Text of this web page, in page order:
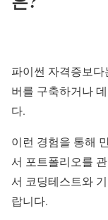
파이썬 자격증보
버를 구축하거나
다.
이런 경험을 통해
서 포트폴리오를
서 코딩테스트와
랍니다.